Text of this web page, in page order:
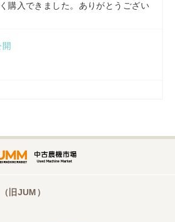
ーキステージ
ミタモータース
購入できました。ありがとうござい
旧JUM）